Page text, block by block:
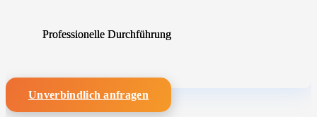
Professionelle Durchführung
Unverbindlich anfragen